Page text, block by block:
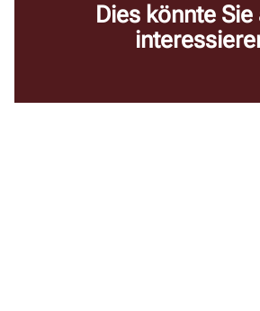
Dies könnte Sie